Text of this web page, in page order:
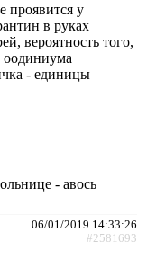
проявится у
в руках
вероятность того,
оодиниума
- единицы
- авось
06/01/2019 14:33:26
#2581693